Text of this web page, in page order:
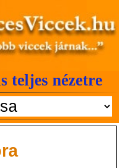
teljes nézetre